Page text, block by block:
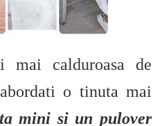
calduroasa de
o tinuta mai
mini si un pulover